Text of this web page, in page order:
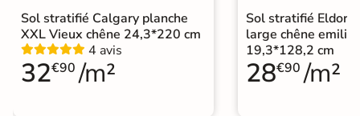
Format Simplifié
Parquet
25x220 cm
Catégories Sol stratifié grand format
Sol stratifié Calgary planche
XXL Vieux chêne 24,3*220 cm
4 avis
32€90 /m²
Sol stratifié
large chêne emilia
19,3*128,2 cm
28€90 /m²